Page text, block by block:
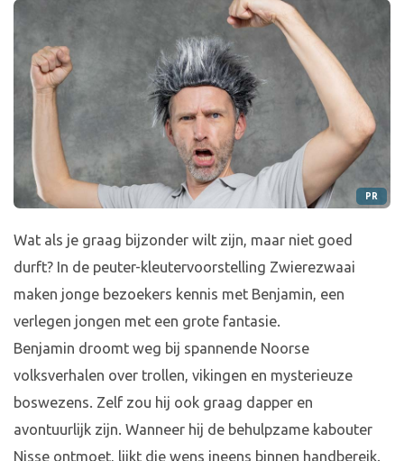
PR
Wat als je graag bijzonder wilt zijn, maar niet goed
durft? In de peuter-kleutervoorstelling Zwierezwaai
maken jonge bezoekers kennis met Benjamin, een
verlegen jongen met een grote fantasie.
Benjamin droomt weg bij spannende Noorse
volksverhalen over trollen, vikingen en mysterieuze
boswezens. Zelf zou hij ook graag dapper en
avontuurlijk zijn. Wanneer hij de behulpzame kabouter
Nisse ontmoet, lijkt die wens ineens binnen handbereik.